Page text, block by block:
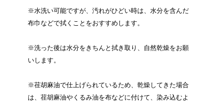
※水洗い可能ですが、汚れがひどい時は、水分を含んだ
布巾などで拭くことをおすすめします。
※洗った後は水分をきちんと拭き取り、自然乾燥をお願
いします。
※荏胡麻油で仕上げられているため、乾燥してきた場合
は、荏胡麻油やくるみ油を布などに付けて、染み込むよ